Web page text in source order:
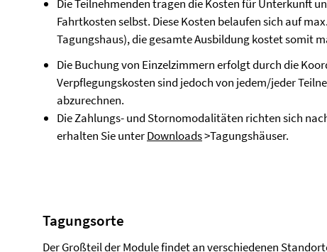
Die Teilnehmenden tragen die Kosten für Unterkunft
Fahrtkosten selbst. Diese Kosten belaufen sich auf
Tagungshaus), die gesamte Ausbildung kostet somit
Die Buchung von Einzelzimmern erfolgt durch die
Verpflegungskosten sind jedoch von jedem/jeder
abzurechnen.
Die Zahlungs- und Stornomodalitäten richten sich
erhalten Sie unterDownloads>Tagungshäuser.
Tagungsorte
Der Großteil der Module findet an verschiedenen